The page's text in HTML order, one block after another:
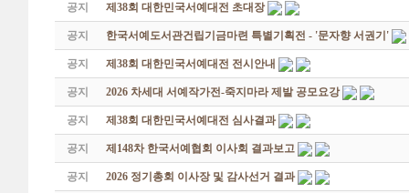
공지 제38회 대한민국서예대전 초대장
공지 한국서예도서관건립기금마련 특별기획전 - '문자향 서권기'
공지 제38회 대한민국서예대전 전시안내
공지 2026 차세대 서예작가전-죽지마라 제발 공모요강
공지 제38회 대한민국서예대전 심사결과
공지 제148차 한국서예협회 이사회 결과보고
공지 2026 정기총회 이사장 및 감사선거 결과